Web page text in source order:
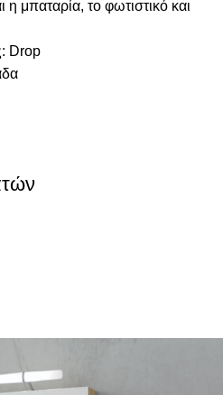
μπαταρία, το φωτιστικό και
Drop